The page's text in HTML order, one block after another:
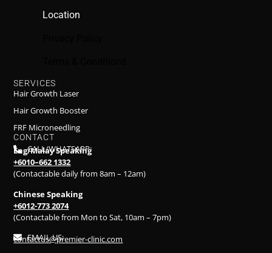
Location
SERVICES
Hair Growth Laser
Hair Growth Booster
FRF Microneedling
CONTACT
CALL/WHATSAPP:
Eng/Malay Speaking
+6010–662 1332
(Contactable daily from 8am – 12am)
Chinese Speaking
+6012-773 2074
(Contactable from Mon to Sat, 10am – 7pm)
EMAIL US:
contactus@premier-clinic.com